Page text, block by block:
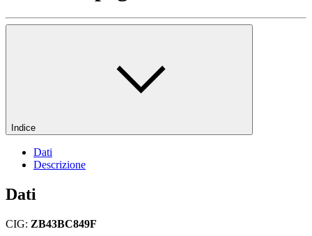
Indice
Dati
Descrizione
Dati
CIG: ZB43BC849F